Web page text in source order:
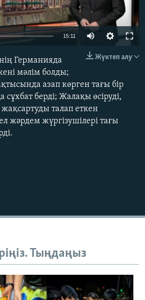
240p
720p
15:11
480p
720p
1080p
Жүктеп алу
Германияда
мәлім болды;
азап көрген тағы бір
сұхбат берді; Жалақы өсіруді,
талап еткен
жәрдем жүргізушілері тағы
Тыңдаңыз